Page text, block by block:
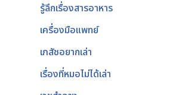
รู้ลึกเรื่องสารอาหาร
เครื่องมือแพทย์
เภสัชอยากเล่า
เรื่องที่หมอไม่ได้เล่า